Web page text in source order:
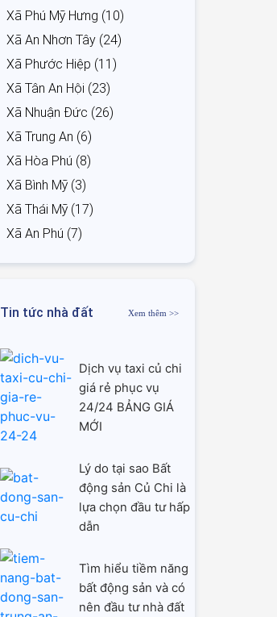
Xã Phú Mỹ Hưng (10)
Xã An Nhơn Tây (24)
Xã Phước Hiệp (11)
Xã Tân An Hội (23)
Xã Nhuận Đức (26)
Xã Trung An (6)
Xã Hòa Phú (8)
Xã Bình Mỹ (3)
Xã Thái Mỹ (17)
Xã An Phú (7)
Tin tức nhà đất Xem thêm >>
Dịch vụ taxi củ chi
giá rẻ phục vụ
24/24 BẢNG GIÁ
MỚI
Lý do tại sao Bất
động sản Củ Chi là
lựa chọn đầu tư hấp
dẫn
Tìm hiểu tiềm năng
bất động sản và có
nên đầu tư nhà đất